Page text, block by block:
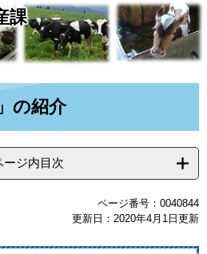
課
の紹介
ージ内目次
ページ番号：0040844
更新日：2020年4月1日更新